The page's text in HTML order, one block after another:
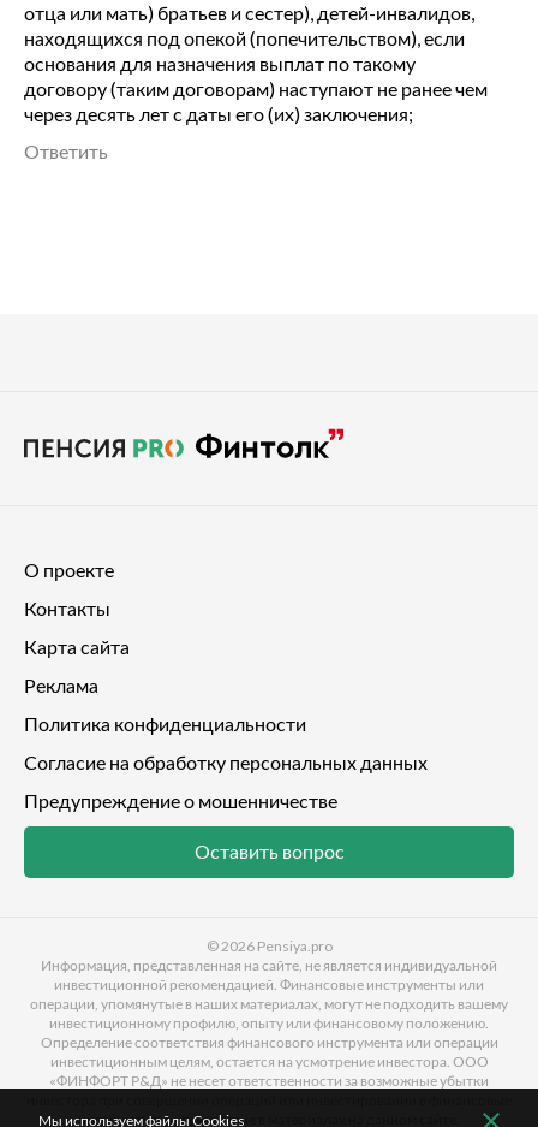
отца или мать) братьев и сестер), детей-инвалидов,
находящихся под опекой (попечительством), если
основания для назначения выплат по такому
договору (таким договорам) наступают не ранее чем
через десять лет с даты его (их) заключения;
Ответить
О проекте
Контакты
Карта сайта
Реклама
Политика конфиденциальности
Согласие на обработку персональных данных
Предупреждение о мошенничестве
Оставить вопрос
© 2026 Pensiya.pro
Информация, представленная на сайте, не является индивидуальной
инвестиционной рекомендацией. Финансовые инструменты или
операции, упомянутые в наших материалах, могут не подходить вашему
инвестиционному профилю, опыту или финансовому положению.
Определение соответствия финансового инструмента или операции
инвестиционным целям, остается на усмотрение инвестора. ООО
«ФИНФОРТ Р&Д» не несет ответственности за возможные убытки
инструменты, упомянутые в материалах на данном сайте.
Мы используем файлы Cookies